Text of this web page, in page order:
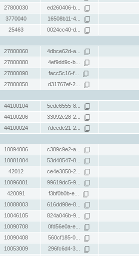
27800030 ed260406-b...
3770040 16508b11-4...
25463 0024cc40-d...
27800060 4dbce62d-a...
27800080 4ef9dd9c-b...
27800090 facc5c16-f...
27800050 d31767ef-2...
44100104 5cdc6555-8...
44100206 33092c28-2...
44100024 7deedc21-2...
10094006 c389c9e2-a...
10081004 53d40547-8...
42012 ce4e3050-2...
10096001 99619dc5-9...
420091 f3bf0b0b-e...
10088003 616dd98e-8...
10046105 824a046b-9...
10090708 0fd56e0a-e...
10090408 560cf185-0...
10053009 296fc6d4-3...